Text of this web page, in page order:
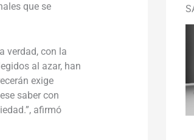
que se
verdad, con la
al azar, han
exige
saber con
afirmó